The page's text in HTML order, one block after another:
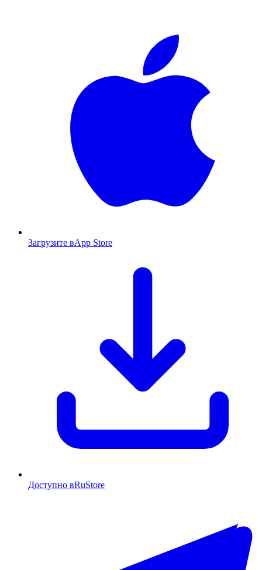
Загрузите вApp Store
Доступно вRuStore